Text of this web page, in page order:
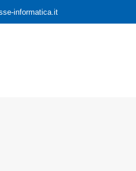
informatica.it